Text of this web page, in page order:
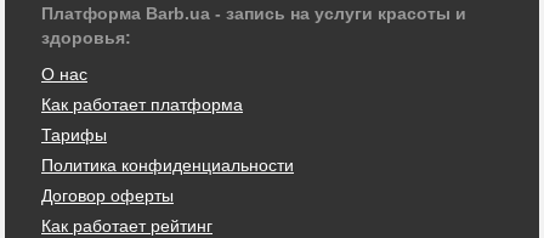
Платформа Barb.ua - запись на услуги красоты и
здоровья:
О нас
Как работает платформа
Тарифы
Политика конфиденциальности
Договор оферты
Как работает рейтинг